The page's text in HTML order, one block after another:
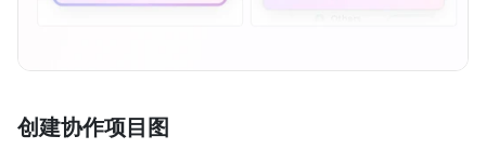
创建协作项目图